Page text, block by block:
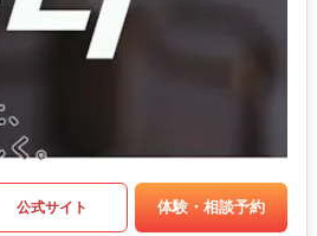
公式サイト 体験・相談予約